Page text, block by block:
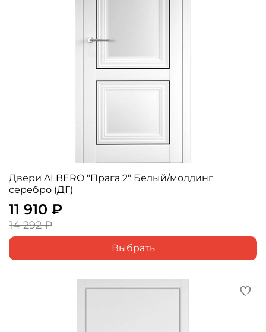
Двери ALBERO "Прага 2" Белый/молдинг
серебро (ДГ)
11 910 ₽
14 292 ₽
Выбрать